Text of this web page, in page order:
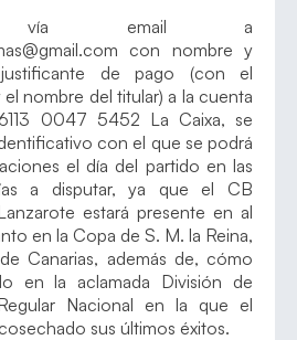
vía email a
con nombre y
de pago (con el
el nombre del titular) a la cuenta
0047 5452 La Caixa, se
con el que se podrá
el día del partido en las
a disputar, ya que el CB
estará presente en al
en la Copa de S. M. la Reina,
Canarias, además de, cómo
en la aclamada División de
Nacional en la que el
sus últimos éxitos.